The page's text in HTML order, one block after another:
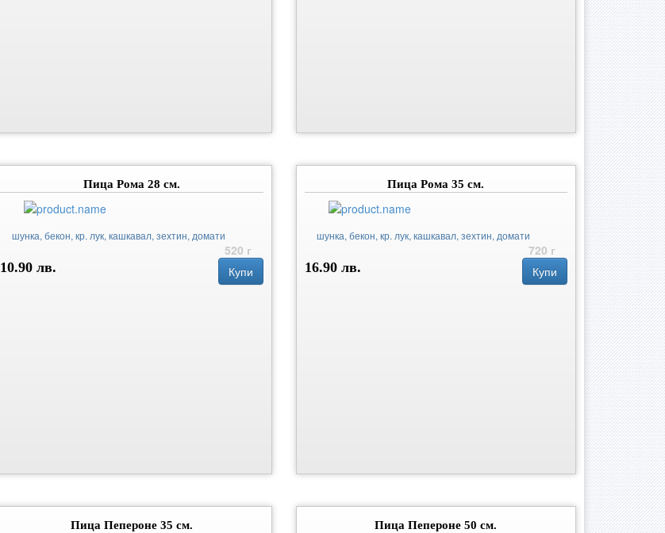
Пица Рома 28 см.
шунка, бекон, кр. лук, кашкавал, зехтин, домати
520 г
10.90 лв.
Купи
Пица Рома 35 см.
шунка, бекон, кр. лук, кашкавал, зехтин, домати
720 г
16.90 лв.
Купи
Пица Пепероне 35 см. Пица Пепероне 50 см.